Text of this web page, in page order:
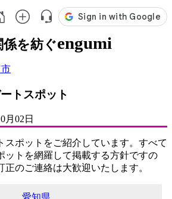
を紡ぐengumi
トスポット
月02日
スポットをご紹介しています。すべて
ットを網羅して掲載する方針ですの
のご連絡は大歓迎いたします。